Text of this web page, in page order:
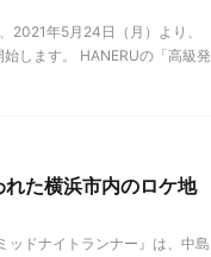
2021年5月24日（月）より、
します。 HANERUの「高級発
れた横浜市内のロケ地
ッドナイトランナー』は、中島